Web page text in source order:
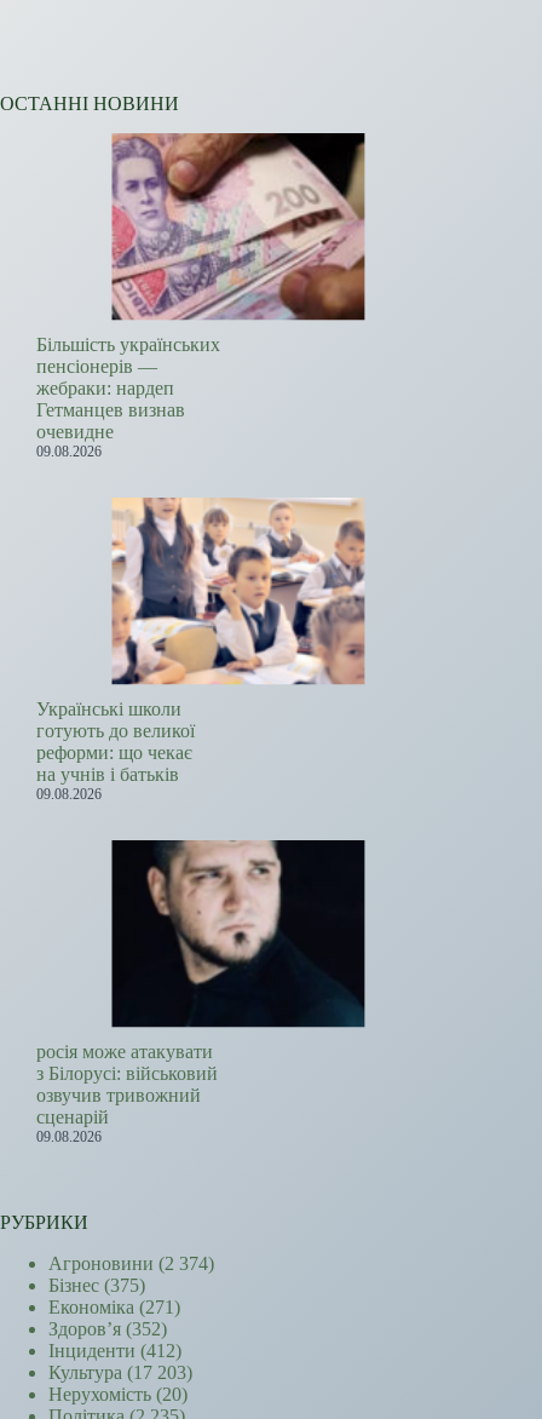
ОСТАННІ НОВИНИ
Більшість українських
пенсіонерів —
жебраки: нардеп
Гетманцев визнав
очевидне
09.08.2026
Українські школи
готують до великої
реформи: що чекає
на учнів і батьків
09.08.2026
росія може атакувати
з Білорусі: військовий
озвучив тривожний
сценарій
09.08.2026
РУБРИКИ
Агроновини (2 374)
Бізнес (375)
Економіка (271)
Здоров’я (352)
Інциденти (412)
Культура (17 203)
Нерухомість (20)